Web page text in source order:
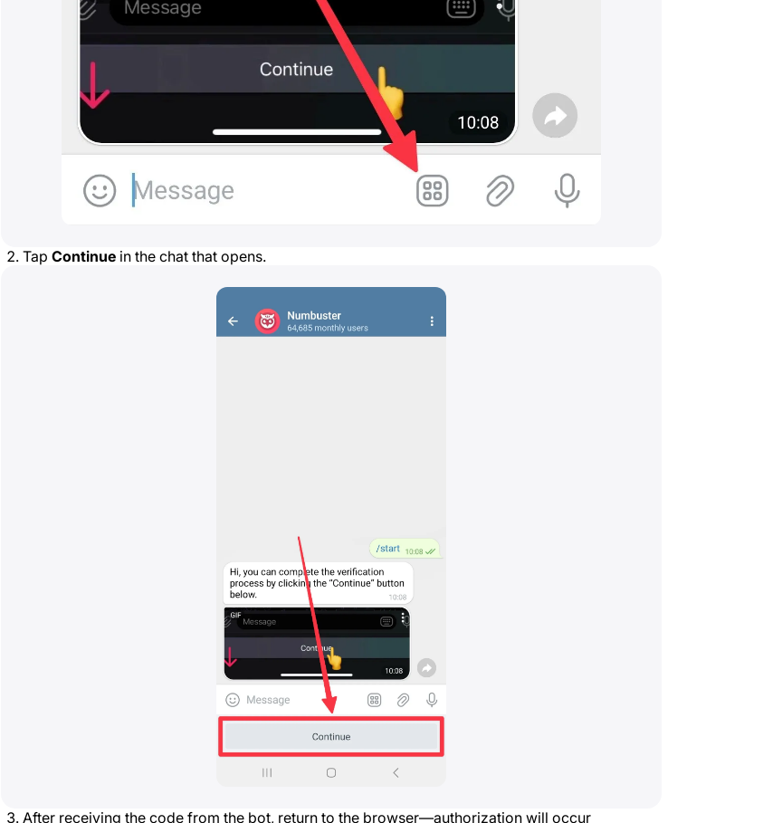
Tap Continue in the chat that opens.
After receiving the code from the bot, return to the browser—authorization will occur